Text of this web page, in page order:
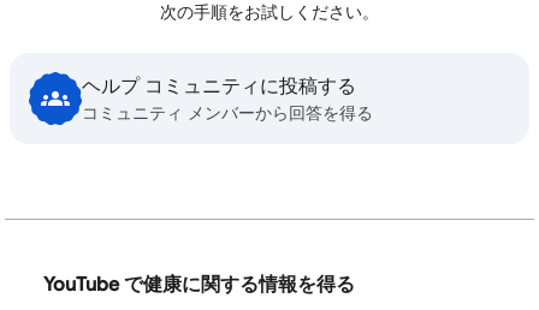
次の手順をお試しください。
ヘルプ コミュニティに投稿する
コミュニティ メンバーから回答を得る
YouTube で健康に関する情報を得る